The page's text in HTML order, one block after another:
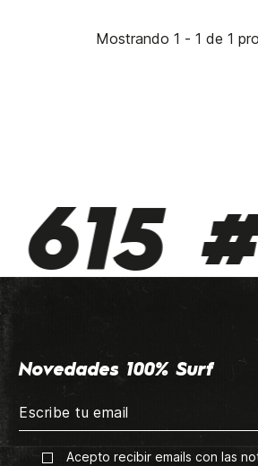
Mostrando 1 - 1 de 1
Novedades 100% Surf
Acepto recibir emails con las